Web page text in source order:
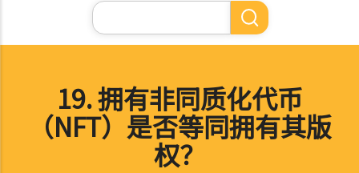
搜
索
19. 拥有非同质化代币
（NFT）是否等同拥有其版
权？